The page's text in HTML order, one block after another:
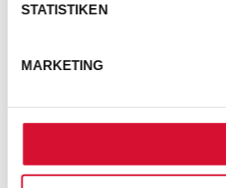
STATISTIKEN
MARKETING